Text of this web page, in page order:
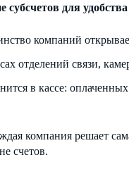
для
компаний
отделений связи,
в кассе:
компания решает
счетов.